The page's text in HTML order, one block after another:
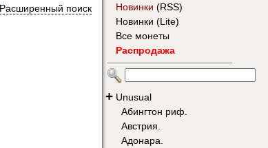
Расширенный поиск Новинки (RSS)
Новинки (Lite)
Все монеты
Распродажа
+ Unusual
Абингтон риф.
Австрия.
Адонара.